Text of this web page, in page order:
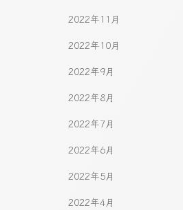
2022年11月
2022年10月
2022年9月
2022年8月
2022年7月
2022年6月
2022年5月
2022年4月